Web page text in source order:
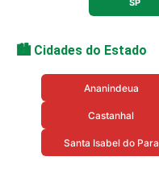
🏙️ Cidades do Estado
Ananindeua
Castanhal
Santa Isabel do Para